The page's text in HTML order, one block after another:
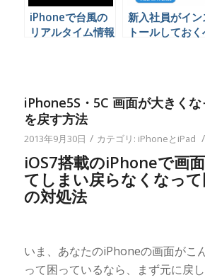
iPhoneで台風の
リアルタイム情報
新入社員がイン
トールしておく
iPhone5S・5C 画面が大きく
を戻す方法
2013年9月30日 / カテゴリ: iPhoneとiPad /
iOS7搭載のiPhoneで画
てしまい戻らなくなっ
の対処法
いま、あなたのiPhoneの画面がこ
って困っているなら、まず元に戻し